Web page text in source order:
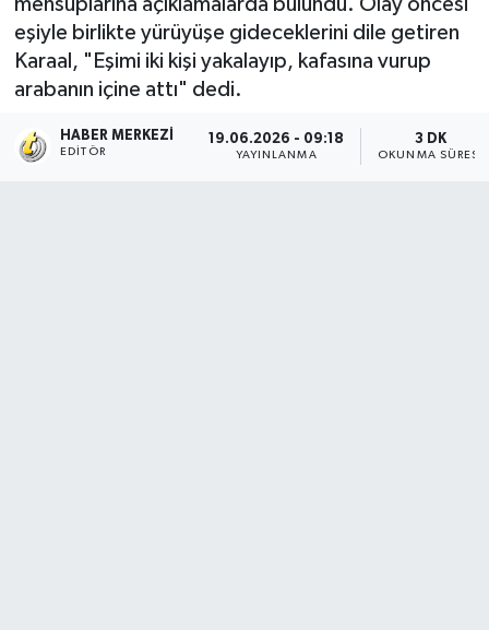
eşiyle birlikte yürüyüşe gideceklerini dile getiren
Karaal, "Eşimi iki kişi yakalayıp, kafasına vurup
arabanın içine attı" dedi.
HABER MERKEZI
EDITÖR
19.06.2026 - 09:18
YAYINLANMA
3 DK
OKUNMA SÜRESI